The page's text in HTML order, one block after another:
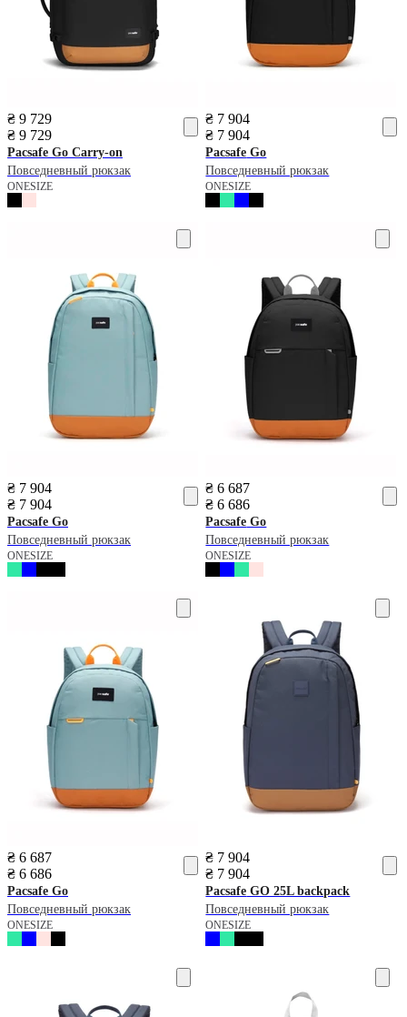
₴ 9 729
₴ 9 729
Pacsafe Go Carry-on
Повседневный рюкзак
ONESIZE
₴ 7 904
₴ 7 904
Pacsafe Go
Повседневный рюкзак
ONESIZE
₴ 7 904
₴ 7 904
Pacsafe Go
Повседневный рюкзак
ONESIZE
₴ 6 687
₴ 6 686
Pacsafe Go
Повседневный рюкзак
ONESIZE
₴ 6 687
₴ 6 686
Pacsafe Go
Повседневный рюкзак
ONESIZE
₴ 7 904
₴ 7 904
Pacsafe GO 25L backpack
Повседневный рюкзак
ONESIZE